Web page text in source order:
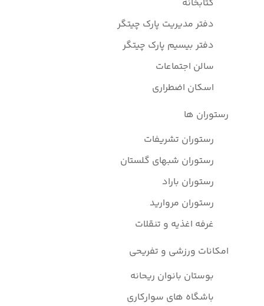
کتابخانه
دفتر مدیریت پارک چیتگر
دفتر بیسیم پارک چیتگر
سالن اجتماعات
اسکان اضطراری
رستوران ها
رستوران تشریفات
رستوران شبهای گلستان
رستوران باراد
رستوران مروارید
غرفه اغذیه و تنقلات
امکانات ورزشی و تفریحی
بوستان بانوان ریحانه
باشگاه های سوارکاری